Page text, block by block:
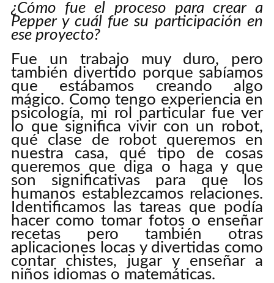
¿Cómo fue el proceso para crear a
Pepper y cuál fue su participación en
ese proyecto?
Fue un trabajo muy duro, pero
también divertido porque sabíamos
que estábamos creando algo
mágico. Como tengo experiencia en
psicología, mi rol particular fue ver
lo que significa vivir con un robot,
qué clase de robot queremos en
nuestra casa, qué tipo de cosas
queremos que diga o haga y que
son significativas para que los
humanos establezcamos relaciones.
Identificamos las tareas que podía
hacer como tomar fotos o enseñar
recetas pero también otras
aplicaciones locas y divertidas como
contar chistes, jugar y enseñar a
niños idiomas o matemáticas.